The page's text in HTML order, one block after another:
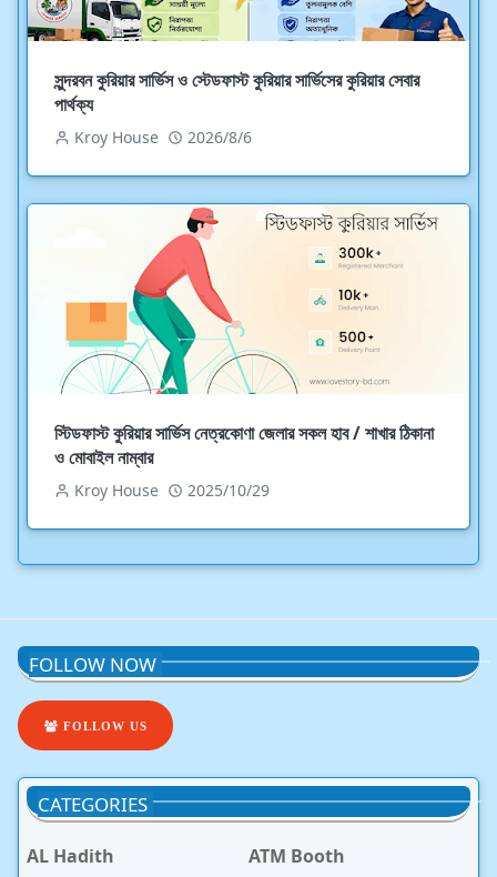
সুন্দরবন কুরিয়ার সার্ভিস ও স্টেডফাস্ট কুরিয়ার সার্ভিসের কুরিয়ার সেবার
পার্থক্য
Kroy House 2026/8/6
স্টিডফাস্ট কুরিয়ার সার্ভিস নেত্রকোণা জেলার সকল হাব / শাখার ঠিকানা
ও মোবাইল নাম্বার
Kroy House 2025/10/29
FOLLOW NOW
FOLLOW US
CATEGORIES
AL Hadith
ATM Booth